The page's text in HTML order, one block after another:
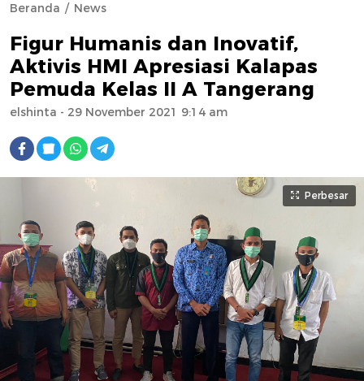
Beranda News
Figur Humanis dan Inovatif,
Aktivis HMI Apresiasi Kalapas
Pemuda Kelas II A Tangerang
elshinta - 29 November 2021 9:14 am
Perbesar